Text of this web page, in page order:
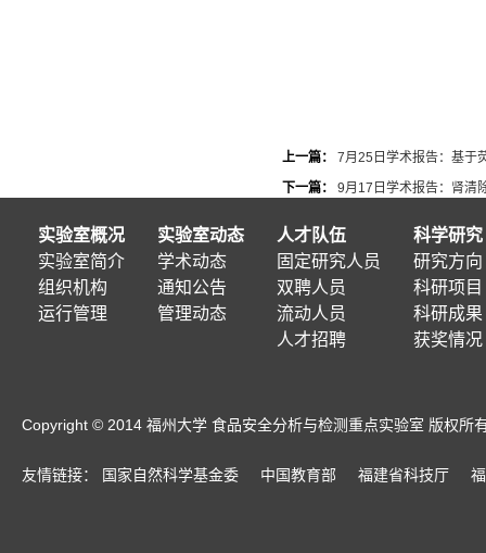
上一篇：
7月25日学术报告：基于
下一篇：
9月17日学术报告：肾清
实验室概况
实验室简介
组织机构
运行管理
实验室动态
学术动态
通知公告
管理动态
人才队伍
固定研究人员
双聘人员
流动人员
人才招聘
科学研究
研究方向
科研项目
科研成果
获奖情况
Copyright © 2014 福州大学 食品安全分析与检测重点实验室 版权所
友情链接： 国家自然科学基金委 中国教育部 福建省科技厅